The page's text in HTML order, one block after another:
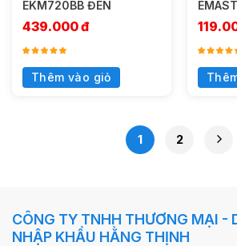
EKM720BB ĐEN
439.000đ
Thêm vào giỏ
1 2
CÔNG TY TNHH THƯƠNG MẠI -
NHẬP KHẨU HẰNG THỊNH